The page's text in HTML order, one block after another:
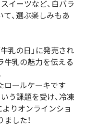
イーツなど、白バラ
、選ぶ楽しみもあ
乳の日」に発売され
牛乳の魅力を伝える
ロールケーキです
う課題を受け、冷凍
りオンラインショ
した！